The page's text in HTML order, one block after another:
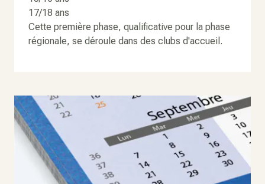
17/18 ans
Cette première phase, qualificative pour la phase
régionale, se déroule dans des clubs d'accueil.